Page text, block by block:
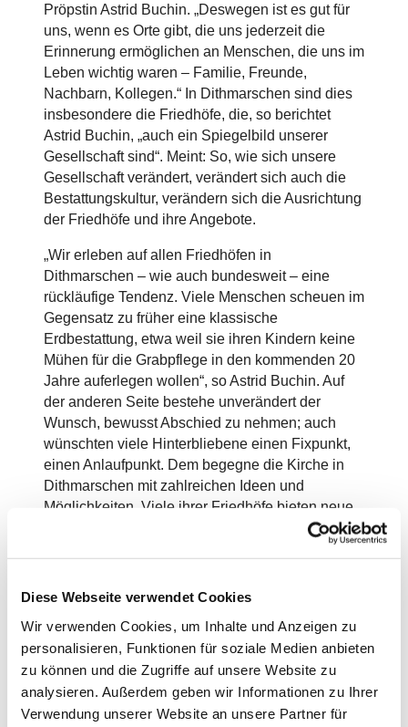
Diese Webseite verwendet Cookies
Wir verwenden Cookies, um Inhalte und Anzeigen zu
personalisieren, Funktionen für soziale Medien anbieten
zu können und die Zugriffe auf unsere Website zu
analysieren. Außerdem geben wir Informationen zu Ihrer
Verwendung unserer Website an unsere Partner für
Pröpstin Astrid Buchin. „Deswegen ist es gut für
uns, wenn es Orte gibt, die uns jederzeit die
Erinnerung ermöglichen an Menschen, die uns im
Leben wichtig waren – Familie, Freunde,
Nachbarn, Kollegen.“ In Dithmarschen sind dies
insbesondere die Friedhöfe, die, so berichtet
Astrid Buchin, „auch ein Spiegelbild unserer
Gesellschaft sind“. Meint: So, wie sich unsere
Gesellschaft verändert, verändert sich auch die
Bestattungskultur, verändern sich die Ausrichtung
der Friedhöfe und ihre Angebote.
„Wir erleben auf allen Friedhöfen in
Dithmarschen – wie auch bundesweit – eine
rückläufige Tendenz. Viele Menschen scheuen im
Gegensatz zu früher eine klassische
Erdbestattung, etwa weil sie ihren Kindern keine
Mühen für die Grabpflege in den kommenden 20
Jahre auferlegen wollen“, so Astrid Buchin. Auf
der anderen Seite bestehe unverändert der
Wunsch, bewusst Abschied zu nehmen; auch
wünschten viele Hinterbliebene einen Fixpunkt,
einen Anlaufpunkt. Dem begegne die Kirche in
Dithmarschen mit zahlreichen Ideen und
Möglichkeiten. Viele ihrer Friedhöfe bieten neue
und individuelle Möglichkeiten der Beisetzung
an. Als Beispiele seien Gemeinschaftsfelder,
Gruppenfelder, ein Heide- oder ein
oder Urnenfelder in Ergänzung zum klassischen
Einzel- oder Familiengrab genannt. Auf dem
Heider Südfriedhof gibt es zum Beispiel auch ein
muslimisches Grabfeld oder eines für fehl- oder
totgeborene Babys, ebenso einen Garten der